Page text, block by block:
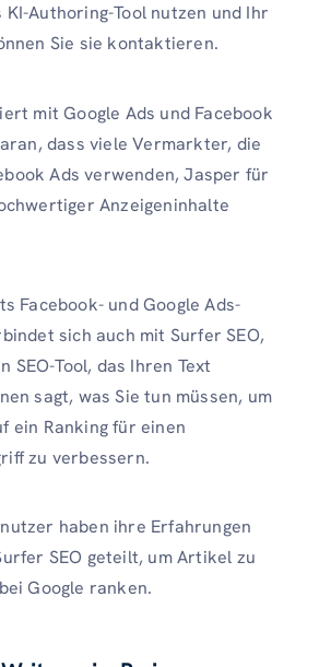
KI-Authoring-Tool nutzen und Ihr
Sie sie kontaktieren.
mit Google Ads und Facebook
dass viele Vermarkter, die
Ads verwenden, Jasper für
Anzeigeninhalte
Facebook- und Google Ads-
sich auch mit Surfer SEO,
SEO-Tool, das Ihren Text
sagt, was Sie tun müssen, um
ein Ranking für einen
zu verbessern.
haben ihre Erfahrungen
SEO geteilt, um Artikel zu
Google ranken.